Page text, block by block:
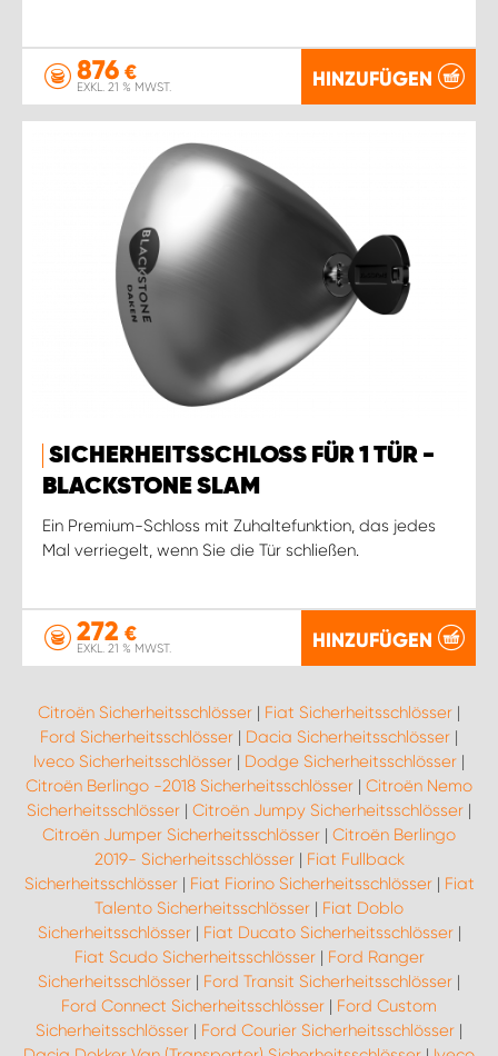
876 €
EXKL. 21 % MWST. HINZUFÜGEN
SICHERHEITSSCHLOSS FÜR 1 TÜR -
BLACKSTONE SLAM
Ein Premium-Schloss mit Zuhaltefunktion, das jedes
Mal verriegelt, wenn Sie die Tür schließen.
272 €
EXKL. 21 % MWST. HINZUFÜGEN
Citroën Sicherheitsschlösser | Fiat Sicherheitsschlösser |
Ford Sicherheitsschlösser | Dacia Sicherheitsschlösser |
Iveco Sicherheitsschlösser | Dodge Sicherheitsschlösser |
Citroën Berlingo -2018 Sicherheitsschlösser | Citroën Nemo
Sicherheitsschlösser | Citroën Jumpy Sicherheitsschlösser |
Citroën Jumper Sicherheitsschlösser | Citroën Berlingo
2019- Sicherheitsschlösser| Fiat Fullback
Sicherheitsschlösser| Fiat Fiorino Sicherheitsschlösser| Fiat
Talento Sicherheitsschlösser | Fiat Doblo
Sicherheitsschlösser| Fiat Ducato Sicherheitsschlösser|
Fiat Scudo Sicherheitsschlösser| Ford Ranger
Sicherheitsschlösser | Ford Transit Sicherheitsschlösser |
Ford Connect Sicherheitsschlösser | Ford Custom
Sicherheitsschlösser | Ford Courier Sicherheitsschlösser |